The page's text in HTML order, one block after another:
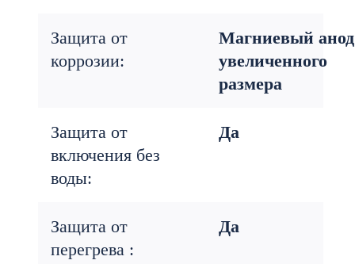
Защита от
коррозии:
Магниевый анод
увеличенного
размера
Защита от
включения без
воды:
Да
Защита от
перегрева :
Да